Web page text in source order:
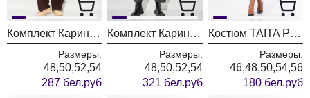
Комплект Карина Делюкс 1460 бежевый
Размеры:
48,50,52,54
287 бел.руб
Комплект Карина Делюкс 1451 антрацит
Размеры:
48,50,52,54
321 бел.руб
Костюм TAITA PLUS 2622/3 лаванда
Размеры:
46,48,50,54,56
180 бел.руб